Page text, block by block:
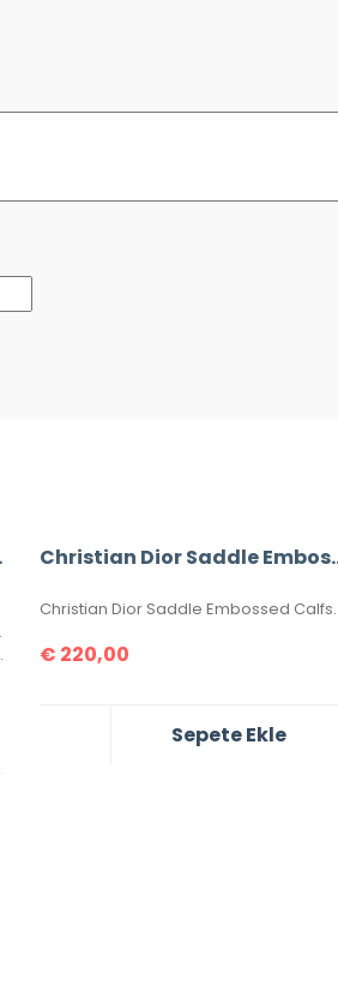
BAG
birebirdir.
Christian
Christian Dior Saddle Embossed Calfskin Bag %100 Hakiki Deri.
€ 220,00
Sepete Ekle